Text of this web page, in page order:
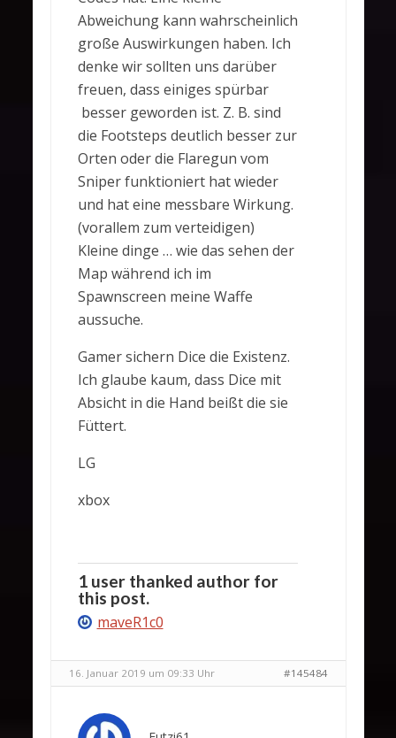
Abweichung kann wahrscheinlich
große Auswirkungen haben. Ich
denke wir sollten uns darüber
freuen, dass einiges spürbar
besser geworden ist. Z. B. sind
die Footsteps deutlich besser zur
Orten oder die Flaregun vom
Sniper funktioniert hat wieder
und hat eine messbare Wirkung.
(vorallem zum verteidigen)
Kleine dinge … wie das sehen der
Map während ich im
Spawnscreen meine Waffe
aussuche.
Gamer sichern Dice die Existenz.
Ich glaube kaum, dass Dice mit
Absicht in die Hand beißt die sie
Füttert.
LG
xbox
1 user thanked author for
this post.
maveR1c0
16. Januar 2019 um 09:33 Uhr #145484